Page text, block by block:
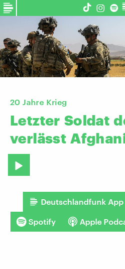
20 Jahre Krieg
Letzter Soldat
verlässt
Deutschlandfunk App
Spotify Apple